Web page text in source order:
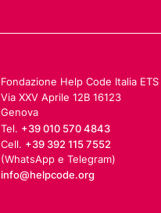
Fondazione Help Code Italia ETS
Via XXV Aprile 12B 16123
Genova
Tel. +39 010 570 4843
Cell. +39 392 115 7552
(WhatsApp e Telegram)
info@helpcode.org